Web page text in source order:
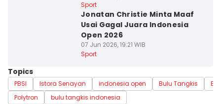
Sport
Jonatan Christie Minta Maaf
Usai Gagal Juara Indonesia
Open 2026
07 Jun 2026, 19:21 WIB
Sport
Topics
PBSI Istora Senayan indonesia open Bulu Tangkis
Polytron
bulu tangkis indonesia